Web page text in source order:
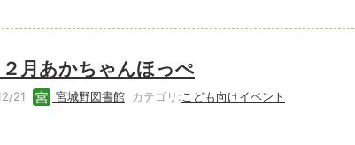
２月あかちゃんほっぺ
21 宮城野図書館 カテゴリ: こども向けイベント